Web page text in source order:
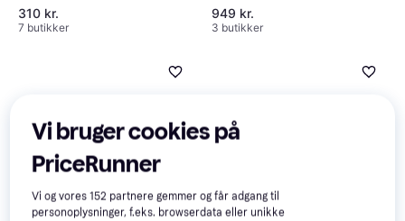
310 kr.
7 butikker
949 kr.
3 butikker
Vi bruger cookies på
PriceRunner
Vi og vores152 partnere gemmer og får adgang til
personoplysninger, f.eks. browserdata eller unikke